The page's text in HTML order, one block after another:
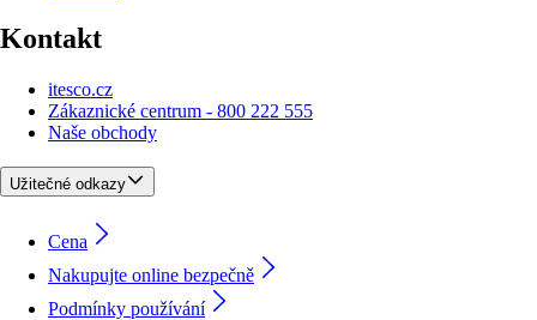
Kontakt
itesco.cz
Zákaznické centrum - 800 222 555
Naše obchody
Užitečné odkazy
Cena
Nakupujte online bezpečně
Podmínky používání